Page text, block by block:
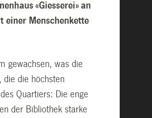
«Giesserei» an
einer Menschenkette
gewachsen, was die
die die höchsten
Quartiers: Die enge
der Bibliothek starke